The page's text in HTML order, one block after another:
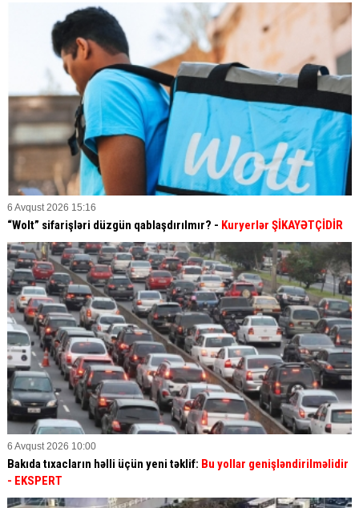
6 Avqust 2026 15:16
“Wolt” sifarişləri düzgün qablaşdırılmır? - Kuryerlər ŞİKAYƏTÇİDİR
6 Avqust 2026 10:00
Bakıda tıxacların həlli üçün yeni təklif: Bu yollar genişləndirilməlidir
- EKSPERT